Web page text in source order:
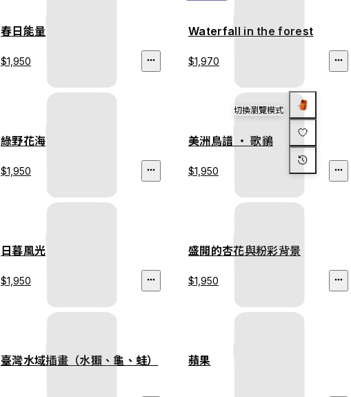
春日能量
$1,950
Waterfall in the forest
$1,970
綠野花海
$1,950
美洲鳥譜 ‧ 歌鶲
$1,950
日暮風光
$1,950
盛開的杏花與粉彩背景
$1,950
臺灣水域插畫（水獺、龜、蛙） 蘋果
切換瀏覽模式